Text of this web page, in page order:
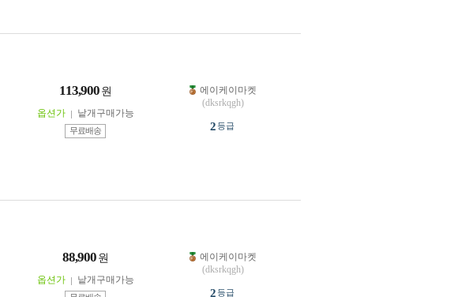
113,900 원
옵션가 낱개구매가능
무료배송
에이케이마켓
(dksrkqgh)
2등급
88,900 원
옵션가 낱개구매가능
에이케이마켓
(dksrkqgh)
2등급